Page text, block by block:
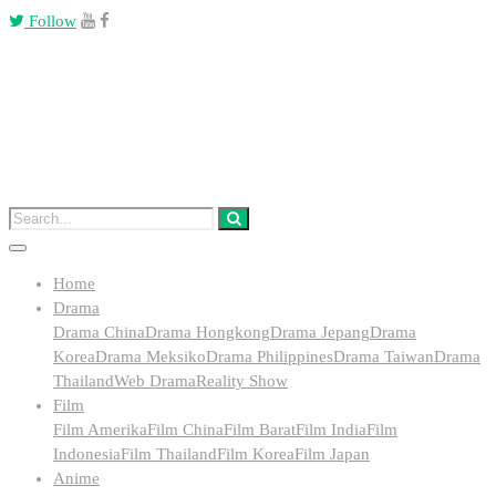
Follow
Home
Drama
Drama ChinaDrama HongkongDrama JepangDrama
KoreaDrama MeksikoDrama PhilippinesDrama TaiwanDrama
ThailandWeb DramaReality Show
Film
Film AmerikaFilm ChinaFilm BaratFilm IndiaFilm
IndonesiaFilm ThailandFilm KoreaFilm Japan
Anime